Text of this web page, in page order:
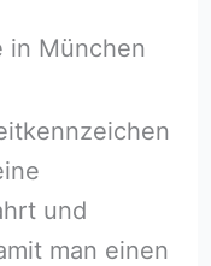
in München
und
man einen